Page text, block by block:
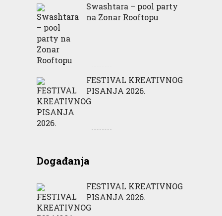
Swashtara – pool party
na Zonar Rooftopu
FESTIVAL KREATIVNOG
PISANJA 2026.
Događanja
FESTIVAL KREATIVNOG
PISANJA 2026.